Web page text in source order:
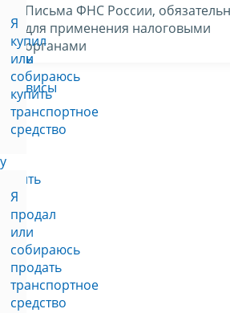
Я
купил
или
собираюсь
купить
транспортное
средство
Я
продал
или
собираюсь
продать
транспортное
средство
Письма ФНС России,
для применения налоговыми
органами
сервисы